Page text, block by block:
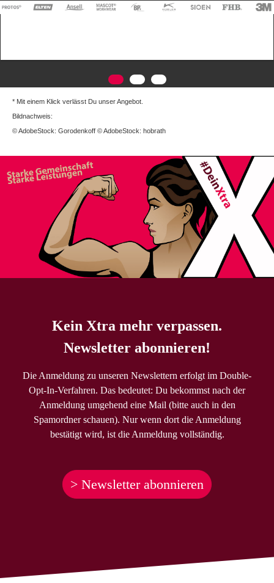
* Mit einem Klick verlässt Du unser Angebot.
Bildnachweis:
© AdobeStock: Gorodenkoff © AdobeStock: hobrath
Kein Xtra mehr verpassen.
Newsletter abonnieren!
Die Anmeldung zu unseren Newslettern erfolgt im Double-
Opt-In-Verfahren. Das bedeutet: Du bekommst nach der
Anmeldung umgehend eine Mail (bitte auch in den
Spamordner schauen). Nur wenn dort die Anmeldung
bestätigt wird, ist die Anmeldung vollständig.
> Newsletter abonnieren